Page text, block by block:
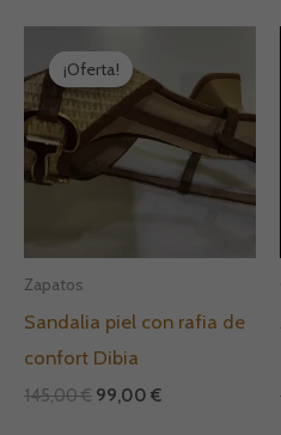
¡Oferta!
¡Oferta!
Zapatos
Sandalia piel con rafia de
confort Dibia
145,00€
precio
original
era:
145,00 €.
99,00 €
actual
es:
99,00 €.